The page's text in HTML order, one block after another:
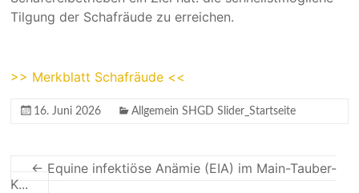
Tilgung der Schafräude zu erreichen.
>> Merkblatt Schafräude <<
16. Juni 2026 Allgemein SHGD Slider_Startseite
← Equine infektiöse Anämie (EIA) im Main-Tauber-
K...